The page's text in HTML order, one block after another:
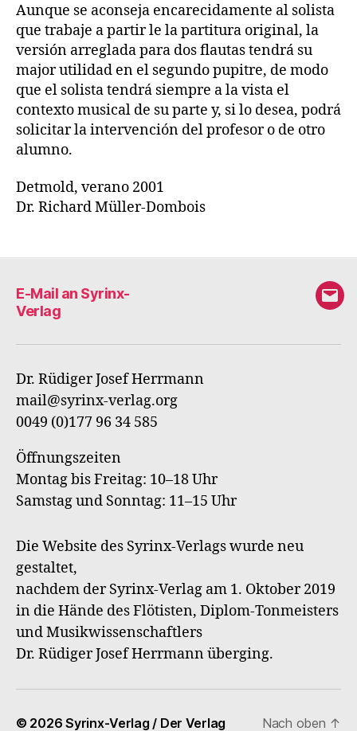
Aunque se aconseja encarecidamente al solista
que trabaje a partir le la partitura original, la
versión arreglada para dos flautas tendrá su
major utilidad en el segundo pupitre, de modo
que el solista tendrá siempre a la vista el
contexto musical de su parte y, si lo desea, podrá
solicitar la intervención del profesor o de otro
alumno.
Detmold, verano 2001
Dr. Richard Müller-Dombois
E-Mail an Syrinx-
Verlag
E-
an
Dr. Rüdiger Josef Herrmann
mail@syrinx-verlag.org
0049 (0)177 96 34 585
Öffnungszeiten
Montag bis Freitag: 10–18 Uhr
Samstag und Sonntag: 11–15 Uhr
Die Website des Syrinx-Verlags wurde neu
gestaltet,
nachdem der Syrinx-Verlag am 1. Oktober 2019
in die Hände des Flötisten, Diplom-Tonmeisters
und Musikwissenschaftlers
Dr. Rüdiger Josef Herrmann überging.
© 2026Syrinx-Verlag / Der Verlag Nach oben ↑